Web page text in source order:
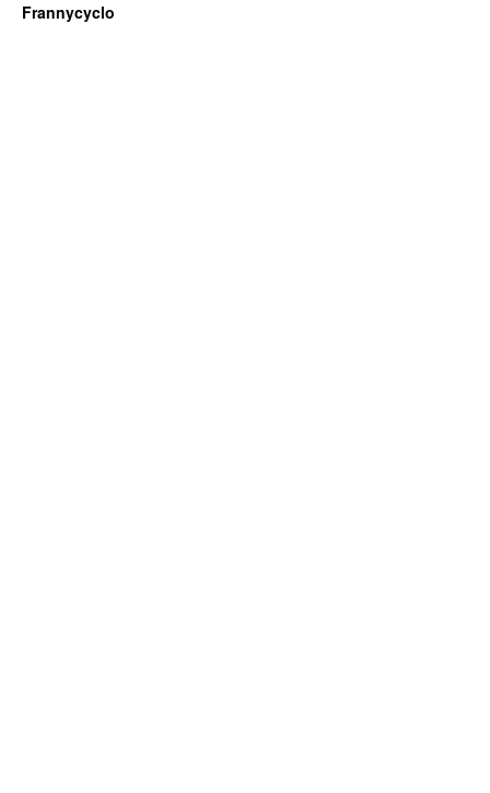
Frannycyclo